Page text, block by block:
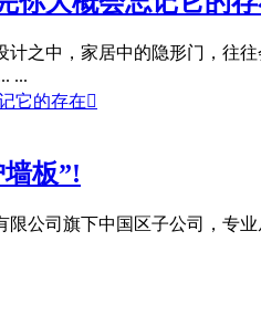
之中，家居中的隐形门，往
...

板”!
公司旗下中国区子公司，专